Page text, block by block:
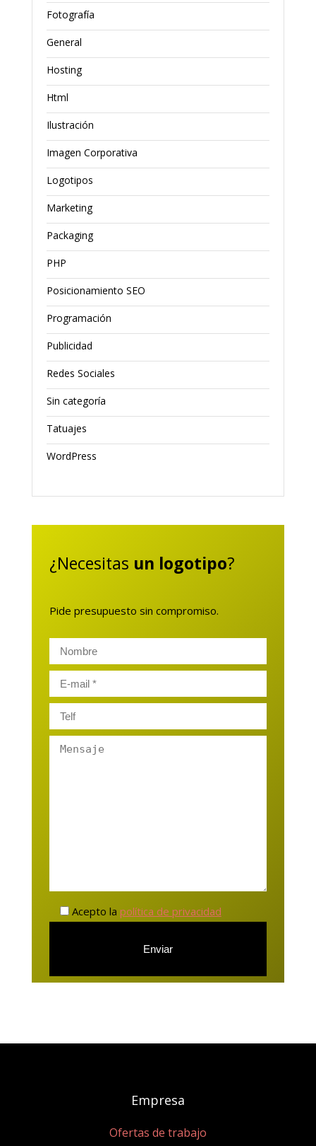
Fotografía
General
Hosting
Html
Ilustración
Imagen Corporativa
Logotipos
Marketing
Packaging
PHP
Posicionamiento SEO
Programación
Publicidad
Redes Sociales
Sin categoría
Tatuajes
WordPress
¿Necesitas un logotipo?
Pide presupuesto sin compromiso.
Acepto la política de privacidad
Empresa
Ofertas de trabajo